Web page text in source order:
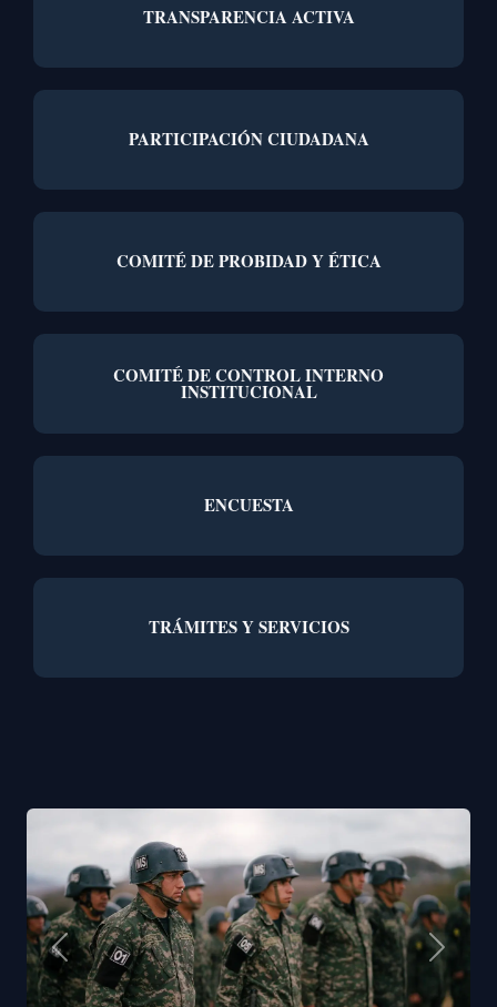
TRANSPARENCIA ACTIVA
PARTICIPACIÓN CIUDADANA
COMITÉ DE PROBIDAD Y ÉTICA
COMITÉ DE CONTROL INTERNO
INSTITUCIONAL
ENCUESTA
TRÁMITES Y SERVICIOS
Anterior